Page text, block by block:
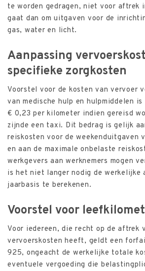
te worden gedragen, niet voor aftrek
gaat dan om uitgaven voor de
gas, water en licht.
Aanpassing
specifieke zorgkosten
Voorstel voor de kosten van vervoer
van medische hulp en hulpmiddelen
€ 0,23 per kilometer indien gereisd
zijnde een taxi. Dit bedrag is gelijk
reiskosten voor de weekenduitgaven
en aan de maximale onbelaste
werkgevers aan werknemers mogen
is het niet langer nodig de werkelijke
jaarbasis te berekenen.
Voorstel voor
Voor iedereen, die recht op de aftrek
vervoerskosten heeft, geldt een
925, ongeacht de werkelijke totale
eventuele vergoeding die